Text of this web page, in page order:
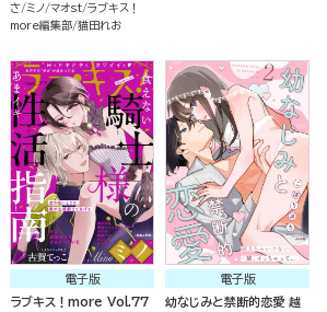
さ
ミノ マオst ラブキス！
more編集部 猫田れお
電子版
ラブキス！more Vol.77
電子版
幼なじみと禁断的恋愛 越